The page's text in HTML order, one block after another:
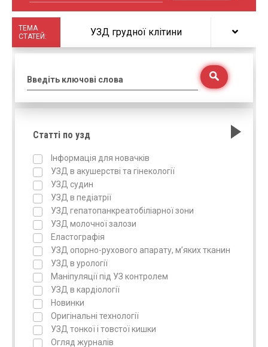
ТЕМА
СТАТЕЙ:
УЗД грудної клітини
Введіть ключові слова
Статті по узд
Інформація для новачків
УЗД в акушерстві та гінекології
УЗД судин
УЗД в педіатрії
УЗД гепатопанкреатобіліарної зони
УЗД молочної залози
Еластографія
УЗД опорно-рухового апарату, м’яких тканин
УЗД в урології
Маніпуляції під УЗ контролем
УЗД в кардіології
Новинки
Оригінальні технології
УЗД тонкої і товстої кишки
Огляд журналів